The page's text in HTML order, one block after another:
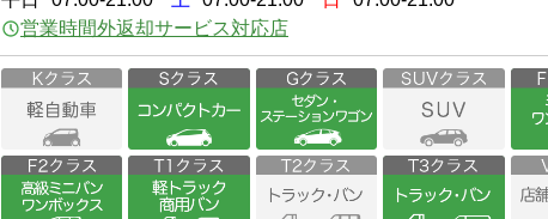
営業時間外返却サービス対応店